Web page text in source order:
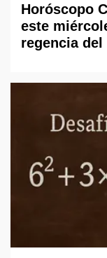
Horóscopo
este
regencia del